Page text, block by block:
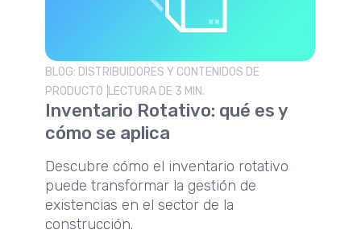
BLOG: DISTRIBUIDORES Y CONTENIDOS DE
PRODUCTO LECTURA DE 3 MIN.
Inventario Rotativo: qué es y
cómo se aplica
Descubre cómo el inventario rotativo
puede transformar la gestión de
existencias en el sector de la
construcción.